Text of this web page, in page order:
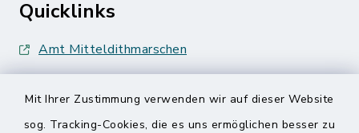
Mit Ihrer Zustimmung verwenden wir auf dieser Website
sog. Tracking-Cookies, die es uns ermöglichen besser zu
Quicklinks
Amt Mitteldithmarschen
Nationalpark Wattenmeer